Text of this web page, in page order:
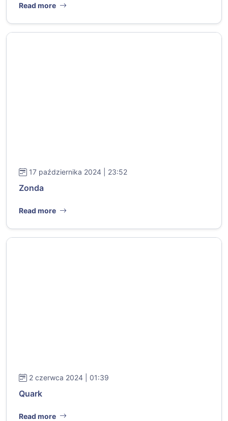
Read more
17 października 2024 | 23:52
Zonda
Read more
2 czerwca 2024 | 01:39
Quark
Read more